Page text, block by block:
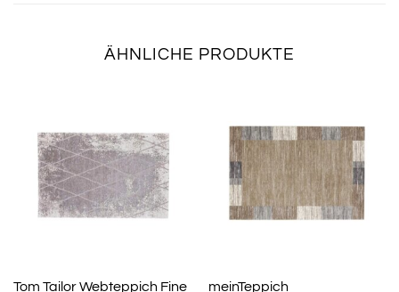
ÄHNLICHE PRODUKTE
Tom Tailor Webteppich Fine meinTeppich